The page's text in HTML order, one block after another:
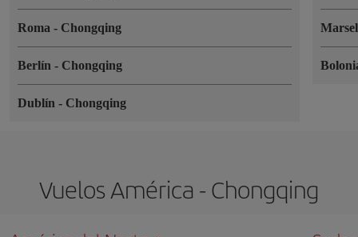
Roma - Chongqing
Berlín - Chongqing
Dublín - Chongqing
Vuelos América - Chongqing